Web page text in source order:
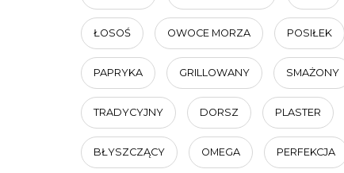
ŁOSOŚ OWOCE MORZA POSIŁEK
PAPRYKA GRILLOWANY SMAŻONY
TRADYCYJNY DORSZ PLASTER
BŁYSZCZĄCY OMEGA PERFEKCJA